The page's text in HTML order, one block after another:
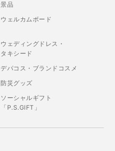
景品
ウェルカムボード
ウェディングドレス・
タキシード
デパコス・ブランドコスメ
防災グッズ
ソーシャルギフト
「P.S.GIFT」